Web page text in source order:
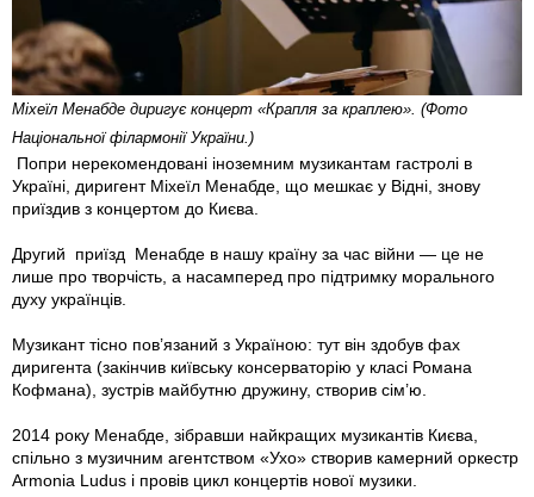
Міхеїл Менабде диригує концерт «Крапля за краплею». (Фото
Національної філармонії України.)
Попри нерекомендовані іноземним музикантам гастролі в
Україні, диригент Міхеїл Менабде, що мешкає у Відні, знову
приїздив з концертом до Києва.
Другий приїзд Менабде в нашу країну за час війни — це не
лише про творчість, а насамперед про підтримку морального
духу українців.
Музикант тісно пов’язаний з Україною: тут він здобув фах
диригента (закінчив київську консерваторію у класі Романа
Кофмана), зустрів майбутню дружину, створив сім’ю.
2014 року Менабде, зібравши найкращих музикантів Києва,
спільно з музичним агентством «Ухо» створив камерний оркестр
Armonia Ludus і провів цикл концертів нової музики.